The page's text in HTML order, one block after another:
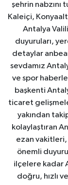
şehrin nabzını
Kaleiçi,
Antalya
duyuruları,
detaylar anbean
sevdamız
ve spor
başkenti
ticaret
yakından
kolaylaştıran
ezan vakitleri,
önemli
ilçelere kadar
doğru, hızlı